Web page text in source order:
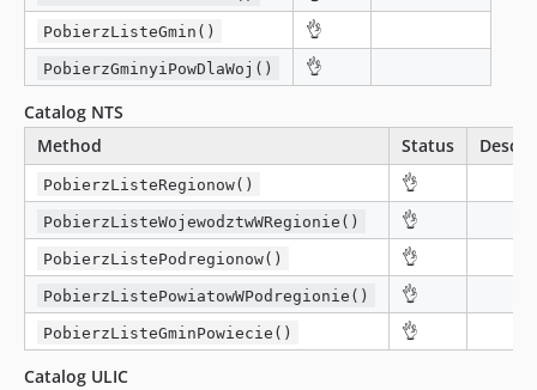
PobierzListeGmin() 👌
PobierzGminyiPowDlaWoj()
👌
Catalog NTS
Method
Status
PobierzListeRegionow() 👌
PobierzListeWojewodztwWRegionie() 👌
PobierzListePodregionow() 👌
PobierzListePowiatowWPodregionie() 👌
PobierzListeGminPowiecie()
👌
Catalog ULIC